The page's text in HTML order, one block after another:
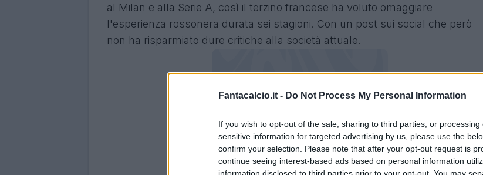
Fantacalcio.it - Do Not Process My Personal Information
If you wish to opt-out of the sale, sharing to third parties, or
sensitive information for targeted advertising by us, please use the
confirm your selection. Please note that after your opt-out request is
continue seeing interest-based ads based on personal information
al Milan e alla Serie A, così il terzino francese ha voluto omaggiare
l'esperienza rossonera durata sei stagioni. Con un post sui social che però
non ha risparmiato dure critiche alla società attuale.